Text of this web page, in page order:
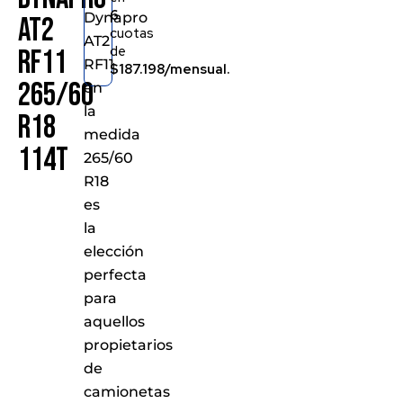
AT2
RF11
265/60
R18
114T
6
cuotas
de
$187.198/mensual.
Dynapro
AT2
RF11
en
la
medida
265/60
R18
es
la
elección
perfecta
para
aquellos
propietarios
de
camionetas